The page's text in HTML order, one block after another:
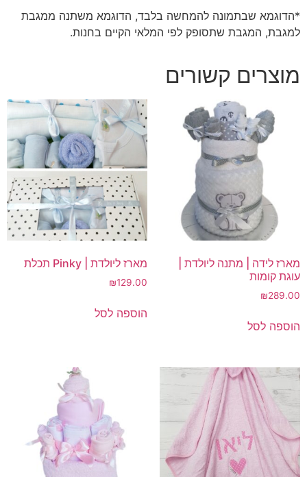
*הדוגמא שבתמונה להמחשה בלבד, הדוגמא משתנה ממגבת
למגבת, המגבת שתסופק לפי המלאי הקיים בחנות.
מוצרים קשורים
מארז לידה | מתנה ליולדת |
עוגת קומות
₪289.00
הוספה לסל
מארז ליולדת | Pinky תכלת
₪129.00
הוספה לסל